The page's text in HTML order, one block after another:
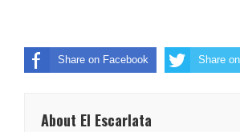
Share on Facebook Share
About El Escarlata